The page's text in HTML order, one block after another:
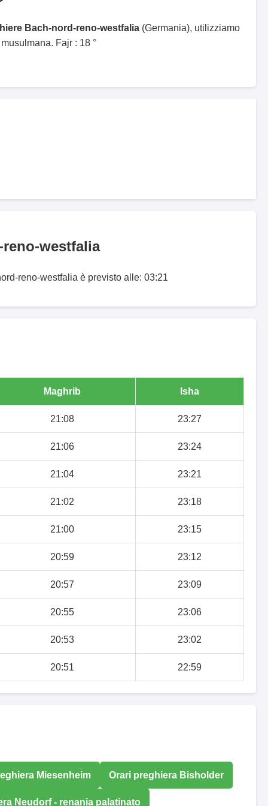
Bach-nord-reno-westfalia (Germania), utilizziamo
Fajr : 18 °
westfalia
reno-westfalia è previsto alle: 03:21
Maghrib Isha
21:08 23:27
21:06 23:24
21:04 23:21
21:02 23:18
21:00 23:15
20:59 23:12
20:57 23:09
20:55 23:06
20:53 23:02
20:51 22:59
Miesenheim Orari preghiera Bisholder
Neudorf - renania palatinato